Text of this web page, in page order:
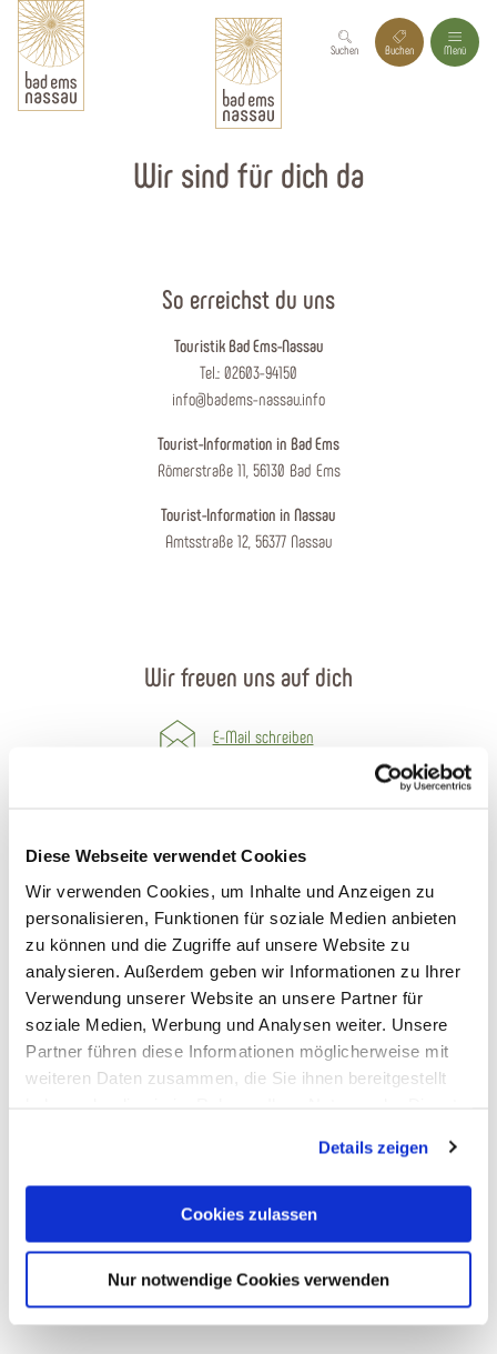
Diese Webseite verwendet Cookies
Wir verwenden Cookies, um Inhalte und Anzeigen zu
personalisieren, Funktionen für soziale Medien anbieten
zu können und die Zugriffe auf unsere Website zu
analysieren. Außerdem geben wir Informationen zu Ihrer
Verwendung unserer Website an unsere Partner für
soziale Medien, Werbung und Analysen weiter. Unsere
Partner führen diese Informationen möglicherweise mit
weiteren Daten zusammen, die Sie ihnen bereitgestellt
Cookies, wenn Sie unsere Webseite weiterhin nutzen.
Details zeigen
Cookies zulassen
Nur notwendige Cookies verwenden
Suchen Buchen Menü
Wir sind für dich da
So erreichst du uns
Touristik Bad Ems-Nassau
Tel.: 02603-94150
info@badems-nassau.info
Tourist-Information in Bad Ems
Römerstraße 11, 56130 Bad Ems
Tourist-Information in Nassau
Amtsstraße 12, 56377 Nassau
Wir freuen uns auf dich
E-Mail schreiben
Anreise planen
Öffnungszeiten